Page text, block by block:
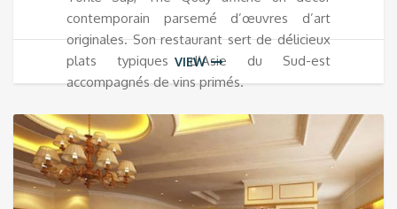
contemporain parsemé d’œuvres d’art
originales. Son restaurant sert de délicieux
plats typiques d’Asie du Sud-est
accompagnés de vins primés.
VIEW